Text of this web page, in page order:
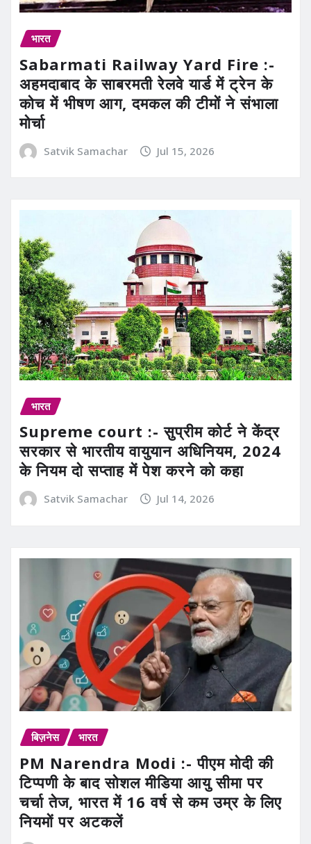
भारत
Sabarmati Railway Yard Fire :-
अहमदाबाद के साबरमती रेलवे यार्ड में ट्रेन के
कोच में भीषण आग, दमकल की टीमों ने संभाला
मोर्चा
Satvik Samachar Jul 15, 2026
भारत
Supreme court :- सुप्रीम कोर्ट ने केंद्र
सरकार से भारतीय वायुयान अधिनियम, 2024
के नियम दो सप्ताह में पेश करने को कहा
Satvik Samachar Jul 14, 2026
बिज़नेस भारत
PM Narendra Modi :- पीएम मोदी की
टिप्पणी के बाद सोशल मीडिया आयु सीमा पर
चर्चा तेज, भारत में 16 वर्ष से कम उम्र के लिए
नियमों पर अटकलें